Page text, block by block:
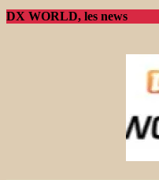
DX WORLD, les news